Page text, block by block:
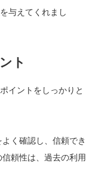
与えてくれまし
ト
イントをしっかりと
く確認し、信頼でき
頼性は、過去の利用